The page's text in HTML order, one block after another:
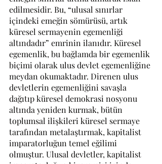
edilmesidir. Bu, “ulusal sınırlar
içindeki emeğin sömürüsü, artık
küresel sermayenin egemenliği
altındadır” emrinin ilanıdır. Küresel
egemenlik, bu bağlamda bir egemenlik
biçimi olarak ulus devlet egemenliğine
meydan okumaktadır. Direnen ulus
devletlerin egemenliğini savaşla
dağıtıp küresel demokrasi nosyonu
altında yeniden kurmak, bütün
toplumsal ilişkileri küresel sermaye
tarafından metalaştırmak, kapitalist
imparatorluğun temel eğilimi
olmuştur. Ulusal devletler, kapitalist